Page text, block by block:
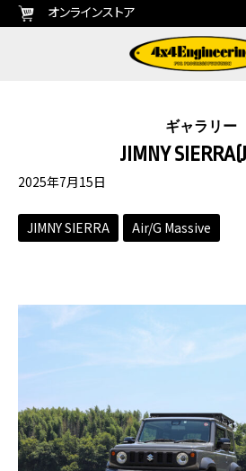
オンラインストア
ギャラリー
JIMNY
2025年7月15日
JIMNY SIERRA Air/G Massive